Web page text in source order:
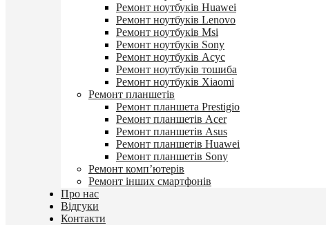
Ремонт ноутбуків Huawei
Ремонт ноутбуків Lenovo
Ремонт ноутбуків Msi
Ремонт ноутбуків Sony
Ремонт ноутбуків Асус
Ремонт ноутбуків тошиба
Ремонт ноутбуків Xiaomi
Ремонт планшетів
Ремонт планшета Prestigio
Ремонт планшетів Acer
Ремонт планшетів Asus
Ремонт планшетів Huawei
Ремонт планшетів Sony
Ремонт комп’ютерів
Ремонт інших смартфонів
Про нас
Відгуки
Контакти